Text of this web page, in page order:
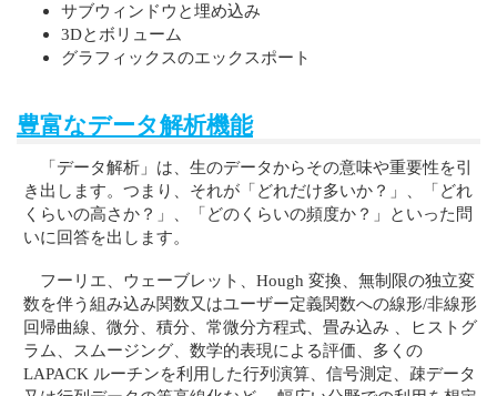
サブウィンドウと埋め込み
3Dとボリューム
グラフィックスのエックスポート
豊富なデータ解析機能
「データ解析」は、生のデータからその意味や重要性を引
き出します。つまり、それが「どれだけ多いか？」、「どれ
くらいの高さか？」、「どのくらいの頻度か？」といった問
いに回答を出します。
フーリエ、ウェーブレット、Hough 変換、無制限の独立変
数を伴う組み込み関数又はユーザー定義関数への線形/非線形
回帰曲線、微分、積分、常微分方程式、畳み込み 、ヒストグ
ラム、スムージング、数学的表現による評価、多くの
LAPACK ルーチンを利用した行列演算、信号測定、疎データ